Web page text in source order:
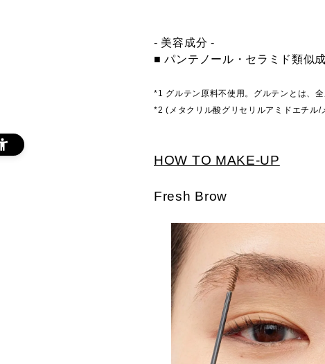
- 美容成分 -
■ パンテノール・セラミド類似
*1 グルテン原料不使用。グルテンとは、
*2 (メタクリル酸グリセリルアミドエチル/
HOW TO MAKE-UP
Fresh Brow